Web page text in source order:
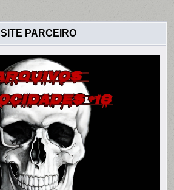
SITE PARCEIRO